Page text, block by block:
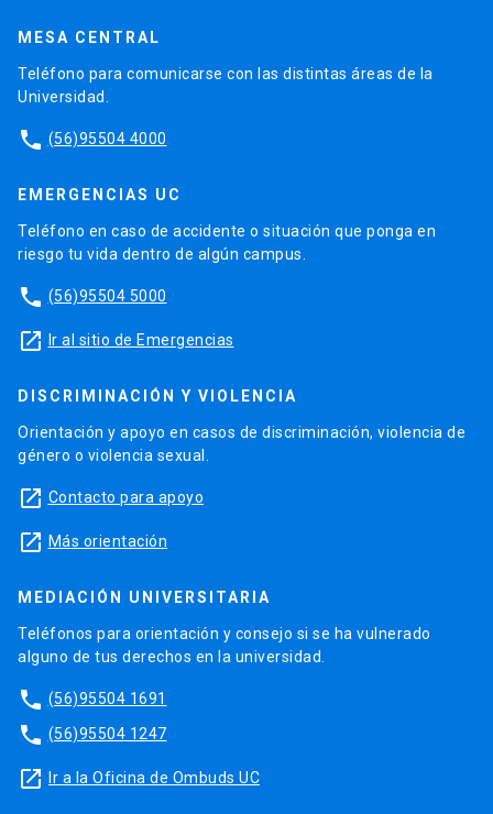
MESA CENTRAL
Teléfono para comunicarse con las distintas áreas de la
Universidad.
phone (56)95504 4000
EMERGENCIAS UC
Teléfono en caso de accidente o situación que ponga en
riesgo tu vida dentro de algún campus.
phone (56)95504 5000
launch Ir al sitio de Emergencias
DISCRIMINACIÓN Y VIOLENCIA
Orientación y apoyo en casos de discriminación, violencia de
género o violencia sexual.
launch Contacto para apoyo
launch Más orientación
MEDIACIÓN UNIVERSITARIA
Teléfonos para orientación y consejo si se ha vulnerado
alguno de tus derechos en la universidad.
phone (56)95504 1691
phone (56)95504 1247
launch Ir a la Oficina de Ombuds UC